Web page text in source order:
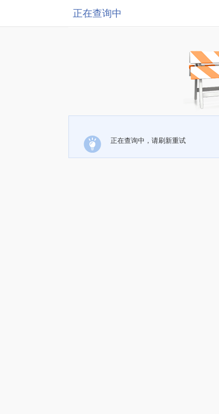
正在查询中
正在查询中，请刷新重试